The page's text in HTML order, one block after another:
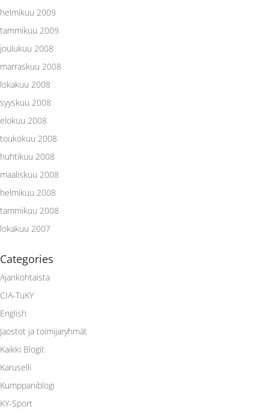
helmikuu 2009
tammikuu 2009
joulukuu 2008
marraskuu 2008
lokakuu 2008
syyskuu 2008
elokuu 2008
toukokuu 2008
huhtikuu 2008
maaliskuu 2008
helmikuu 2008
tammikuu 2008
lokakuu 2007
Categories
Ajankohtaista
CIA-TuKY
English
Jaostot ja toimijaryhmät
Kaikki Blogit
Karuselli
Kumppaniblogi
KY-Sport